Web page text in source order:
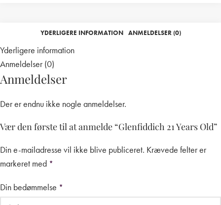
YDERLIGERE INFORMATION ANMELDELSER (0)
Yderligere information
Anmeldelser (0)
Anmeldelser
Der er endnu ikke nogle anmeldelser.
Vær den første til at anmelde “Glenfiddich 21 Years Old”
Din e-mailadresse vil ikke blive publiceret. Krævede felter er
markeret med *
Din bedømmelse *